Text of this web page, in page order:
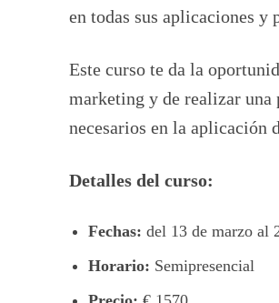
en todas sus aplicaciones y
Este curso te da la
marketing y de realizar una
necesarios en la aplicación
Detalles del curso:
Fechas: del 13 de marzo al
Horario: Semipresencial